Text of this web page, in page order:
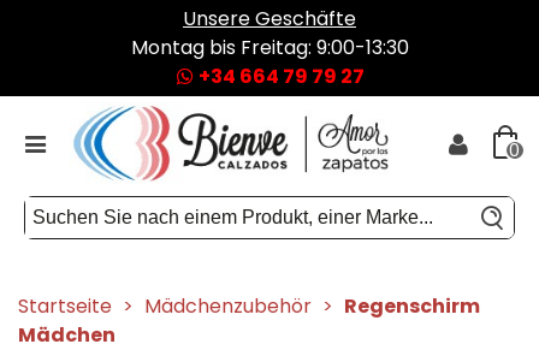
Unsere Geschäfte
Montag bis Freitag: 9:00-13:30
+34 664 79 79 27
0
Startseite > Mädchenzubehör > Regenschirm
Mädchen